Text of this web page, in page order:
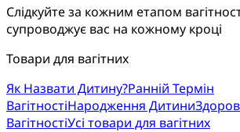
Слідкуйте за кожним етапом
супроводжує вас на кожному кроці
Товари для вагітних
Як Назвати Дитину?Ранній Термін
ВагітностіНародження Дитини
ВагітностіУсі товари для вагітних